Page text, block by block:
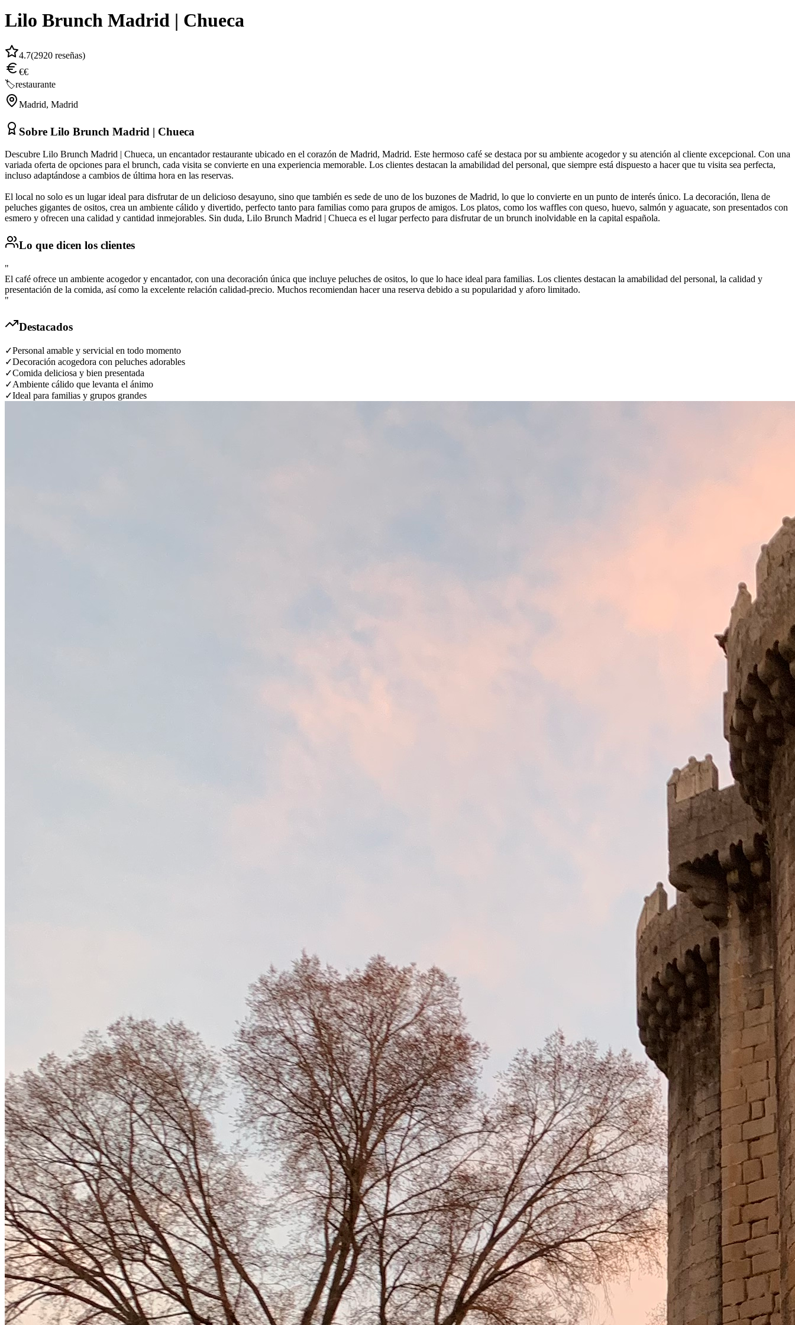
Lilo Brunch Madrid | Chueca
4.7(2920 reseñas)
€€
🏷️restaurante
Madrid, Madrid
Sobre Lilo Brunch Madrid | Chueca
Descubre Lilo Brunch Madrid | Chueca, un encantador restaurante ubicado en el corazón de Madrid, Madrid. Este hermoso café se destaca por su ambiente acogedor y su atención al cliente excepcional. Con una
variada oferta de opciones para el brunch, cada visita se convierte en una experiencia memorable. Los clientes destacan la amabilidad del personal, que siempre está dispuesto a hacer que tu visita sea perfecta,
incluso adaptándose a cambios de última hora en las reservas.
El local no solo es un lugar ideal para disfrutar de un delicioso desayuno, sino que también es sede de uno de los buzones de Madrid, lo que lo convierte en un punto de interés único. La decoración, llena de
peluches gigantes de ositos, crea un ambiente cálido y divertido, perfecto tanto para familias como para grupos de amigos. Los platos, como los waffles con queso, huevo, salmón y aguacate, son presentados con
esmero y ofrecen una calidad y cantidad inmejorables. Sin duda, Lilo Brunch Madrid | Chueca es el lugar perfecto para disfrutar de un brunch inolvidable en la capital española.
Lo que dicen los clientes
"
El café ofrece un ambiente acogedor y encantador, con una decoración única que incluye peluches de ositos, lo que lo hace ideal para familias. Los clientes destacan la amabilidad del personal, la calidad y
presentación de la comida, así como la excelente relación calidad-precio. Muchos recomiendan hacer una reserva debido a su popularidad y aforo limitado.
"
Destacados
✓Personal amable y servicial en todo momento
✓Decoración acogedora con peluches adorables
✓Comida deliciosa y bien presentada
✓Ambiente cálido que levanta el ánimo
✓Ideal para familias y grupos grandes